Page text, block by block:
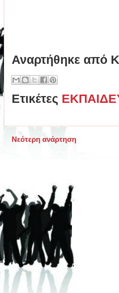
Αναρτήθηκε από
Ετικέτες
Νεότερη ανάρτηση